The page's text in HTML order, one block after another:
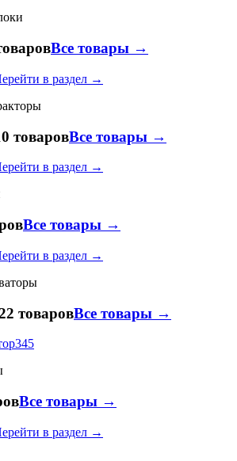
Все товары →
в раздел →
товаровВсе товары →
в раздел →
Все товары →
в раздел →
товаровВсе товары →
345
Все товары →
в раздел →